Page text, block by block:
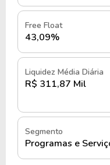
A Neogrid foi
Catarina, por
O objetivo inicial
colaborativa para
processos entre
e o varejo de bens
Nos primeiros anos,
relacionados à
mercado e à
Free Float
43,09%
Liquidez Média Diária
R$ 311,87 Mil
Segmento
Programas e